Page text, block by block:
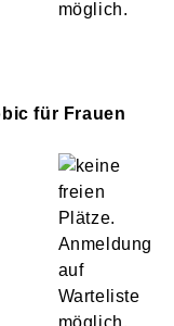
für Frauen